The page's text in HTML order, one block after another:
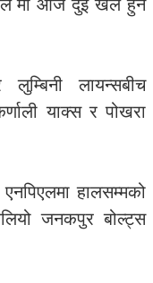
मा आज दुई खेल हुने
लायन्सबीच
याक्स र पोखरा
एनपिएलमा हालसम्मको
जनकपुर बोल्ट्स